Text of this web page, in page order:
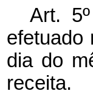
Art.
efetuado
dia do